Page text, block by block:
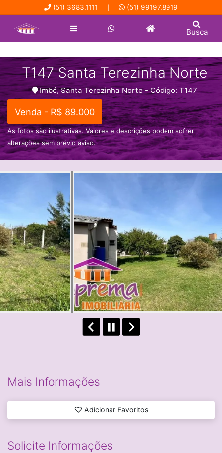
(51) 3683.1111 (51) 99197.8919
Busca
T147 Santa Terezinha Norte
Imbé, Santa Terezinha Norte - Código: T147
Venda - R$ 89.000
As fotos são ilustrativas. Valores e descrições podem sofrer
alterações sem prévio aviso.
Mais Informações
Adicionar Favoritos
Solicite Informações